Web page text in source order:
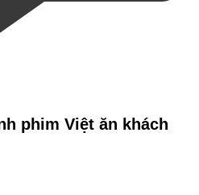
phim Việt ăn khách